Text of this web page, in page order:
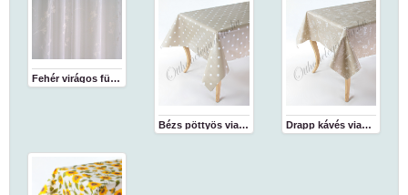
Fehér virágos függöny
Bézs pöttyös viaszosvászon abrosz Drapp kávés viaszosvászon abrosz